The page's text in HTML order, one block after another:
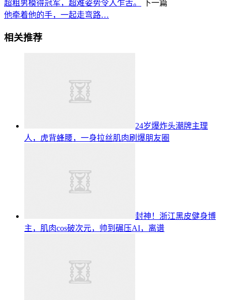
超粗男模得冠军，超难姿势令人乍舌。
下一篇
他牵着他的手，一起走弯路…
相关推荐
24岁爆炸头潮牌主理
人，虎背蜂腰，一身拉丝肌肉刷爆朋友圈
封神！浙江黑皮健身博
主，肌肉cos破次元，帅到碾压AI，离谱